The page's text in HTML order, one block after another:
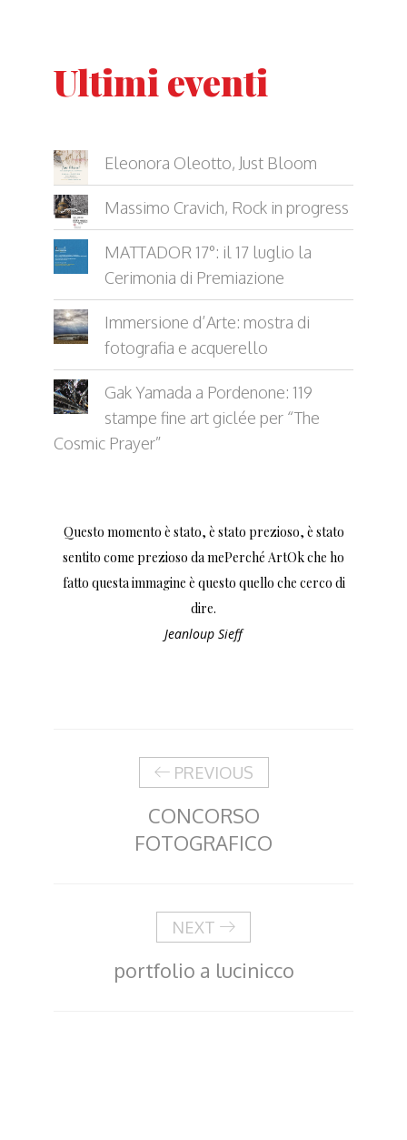
Ultimi eventi
Eleonora Oleotto, Just Bloom
Massimo Cravich, Rock in progress
MATTADOR 17°: il 17 luglio la
Cerimonia di Premiazione
Immersione d’Arte: mostra di
fotografia e acquerello
Gak Yamada a Pordenone: 119
stampe fine art giclée per “The
Cosmic Prayer”
Questo momento è stato, è stato prezioso, è stato
sentito come prezioso da mePerché ArtOk che ho
fatto questa immagine è questo quello che cerco di
dire.
Jeanloup Sieff
PREVIOUS
CONCORSO
FOTOGRAFICO
NEXT
portfolio a lucinicco